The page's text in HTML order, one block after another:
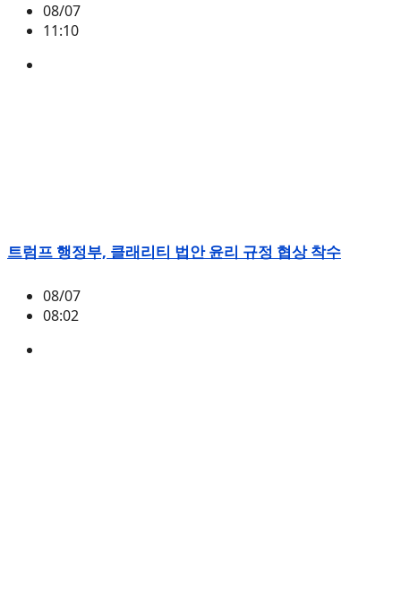
08/07
11:10
트럼프 행정부, 클래리티 법안 윤리 규정 협상 착수
08/07
08:02